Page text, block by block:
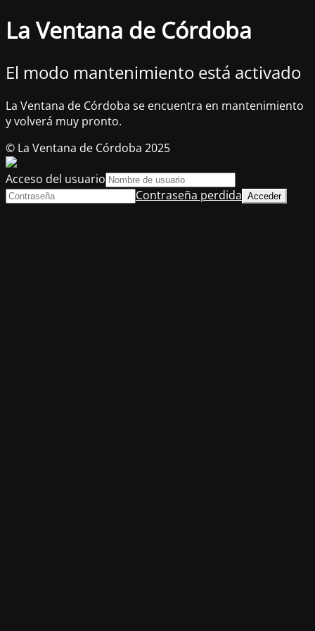
La Ventana de Córdoba
El modo mantenimiento está activado
La Ventana de Córdoba se encuentra en mantenimiento
y volverá muy pronto.
© La Ventana de Córdoba 2025
Acceso del usuario
Contraseña perdida